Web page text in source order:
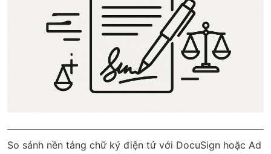
So sánh nền tảng chữ ký điện tử với DocuSign hoặc Ad